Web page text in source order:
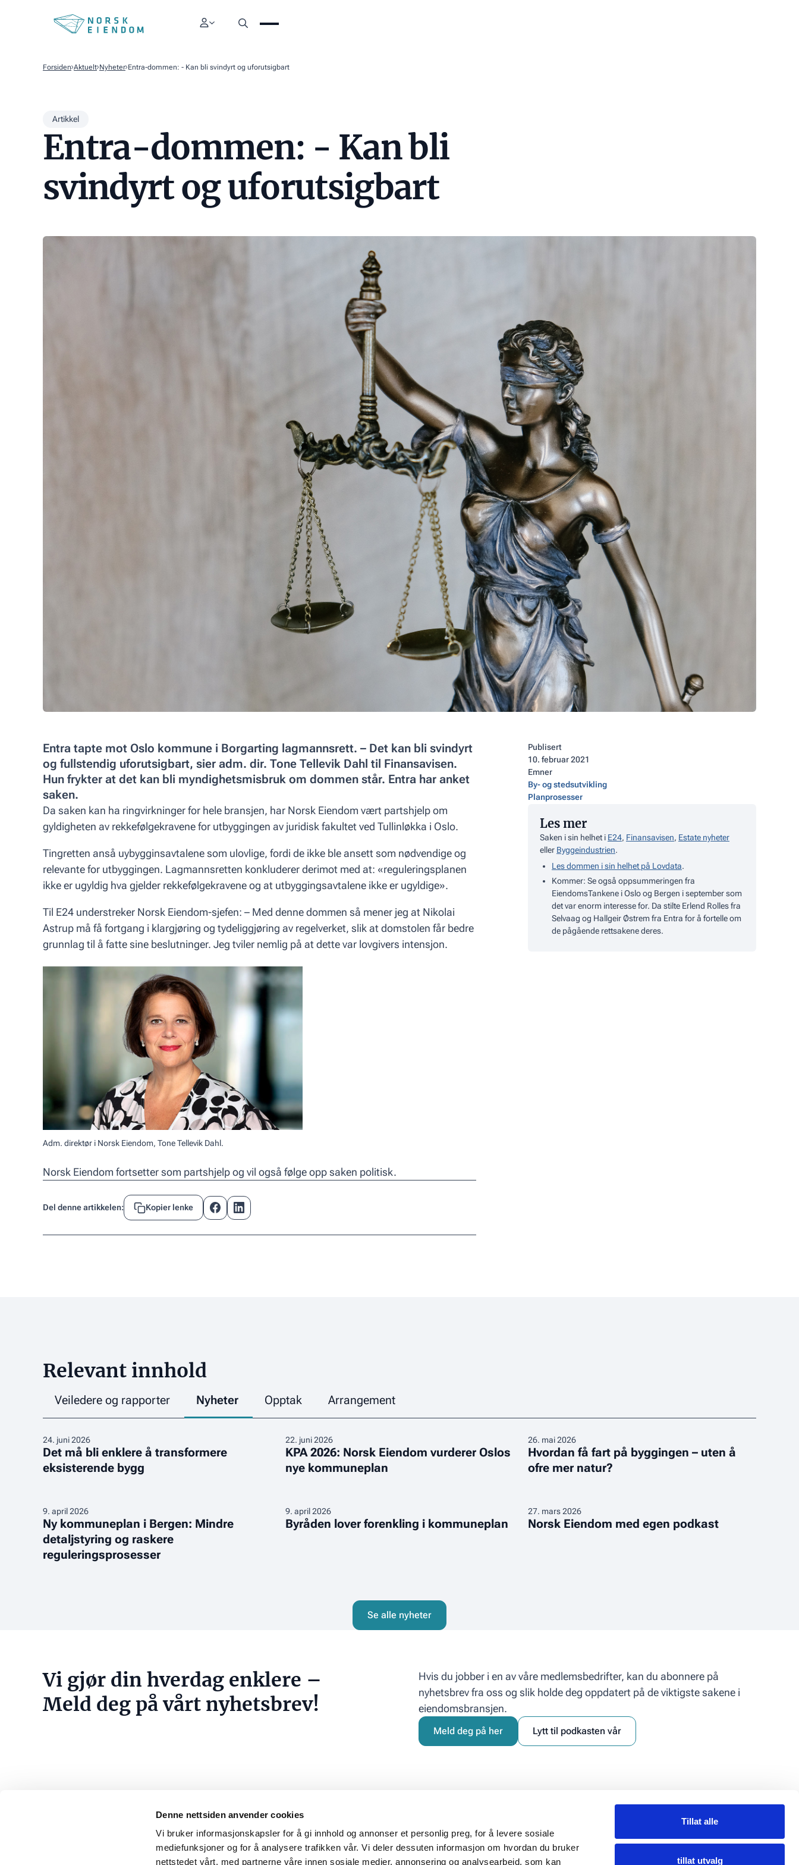
Denne nettsiden anvender cookies
Vi bruker informasjonskapsler for å gi innhold og annonser et personlig preg, for å levere sosiale
mediefunksjoner og for å analysere trafikken vår. Vi deler dessuten informasjon om hvordan du bruker
nettstedet vårt, med partnerne våre innen sosiale medier, annonsering og analysearbeid, som kan
Tillat alle
tillat utvalg
Forsiden Aktuelt Nyheter Entra-dommen: - Kan bli svindyrt og uforutsigbart
Artikkel
Entra-dommen: - Kan bli
svindyrt og uforutsigbart
Entra tapte mot Oslo kommune i Borgarting lagmannsrett. – Det kan bli svindyrt
og fullstendig uforutsigbart, sier adm. dir. Tone Tellevik Dahl til Finansavisen.
Hun frykter at det kan bli myndighetsmisbruk om dommen står. Entra har anket
saken.
Da saken kan ha ringvirkninger for hele bransjen, har Norsk Eiendom vært partshjelp om
gyldigheten av rekkefølgekravene for utbyggingen av juridisk fakultet ved Tullinløkka i Oslo.
Tingretten anså uybygginsavtalene som ulovlige, fordi de ikke ble ansett som nødvendige og
relevante for utbyggingen. Lagmannsretten konkluderer derimot med at: «reguleringsplanen
ikke er ugyldig hva gjelder rekkefølgekravene og at utbyggingsavtalene ikke er ugyldige».
Til E24 understreker Norsk Eiendom-sjefen: – Med denne dommen så mener jeg at Nikolai
Astrup må få fortgang i klargjøring og tydeliggjøring av regelverket, slik at domstolen får bedre
grunnlag til å fatte sine beslutninger. Jeg tviler nemlig på at dette var lovgivers intensjon.
Adm. direktør i Norsk Eiendom, Tone Tellevik Dahl.
Norsk Eiendom fortsetter som partshjelp og vil også følge opp saken politisk.
Del denne artikkelen: Kopier lenke
Publisert
10. februar 2021
Emner
By- og stedsutvikling
Planprosesser
Les mer
Saken i sin helhet i E24, Finansavisen, Estate nyheter
eller Byggeindustrien.
Les dommen i sin helhet på Lovdata.
Kommer: Se også oppsummeringen fra
EiendomsTankene i Oslo og Bergen i september som
det var enorm interesse for. Da stilte Erlend Rolles fra
Selvaag og Hallgeir Østrem fra Entra for å fortelle om
de pågående rettsakene deres.
Relevant innhold
Veiledere og rapporter Nyheter Opptak Arrangement
24. juni 2026
Det må bli enklere å transformere
eksisterende bygg
Det
må
bli
transformere
eksisterende
bygg
22. juni 2026
KPA 2026: Norsk Eiendom vurderer Oslos
nye kommuneplan
KPA
2026:
Norsk
Oslos
nye
26. mai 2026
Hvordan få fart på byggingen – uten å
ofre mer natur?
Hvordan
få
fart
–
uten
9. april 2026
Ny kommuneplan i Bergen: Mindre
detaljstyring og raskere
reguleringsprosesser
Ny
kommuneplan
i
Bergen:
9. april 2026
Byråden lover forenkling i kommuneplan
Byråden
lover
27. mars 2026
Norsk Eiendom med egen podkast
Norsk
Eiendom
Se alle nyheter
Vi gjør din hverdag enklere –
Meld deg på vårt nyhetsbrev!
Hvis du jobber i en av våre medlemsbedrifter, kan du abonnere på
nyhetsbrev fra oss og slik holde deg oppdatert på de viktigste sakene i
eiendomsbransjen.
Meld deg på her Lytt til podkasten vår
Kontakt
E-post
post@noeiendom.no
Adresse
Postadresse
Norsk Eiendom
Personvernserklæring
Informasjonskapsler (Cookies)